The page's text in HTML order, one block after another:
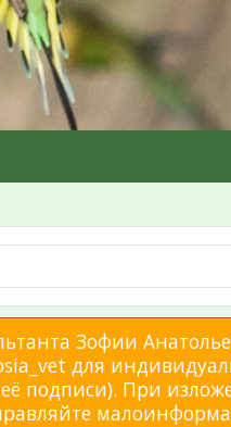
Зофии
для
подписи). При